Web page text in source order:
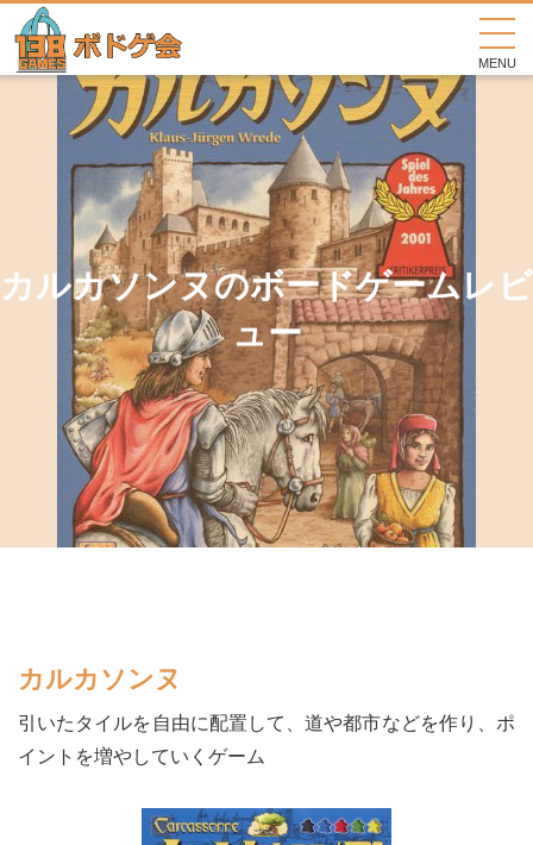
MENU
カルカソンヌのボードゲームレビ
ュー
カルカソンヌ
引いたタイルを自由に配置して、道や都市などを作り、ポ
イントを増やしていくゲーム